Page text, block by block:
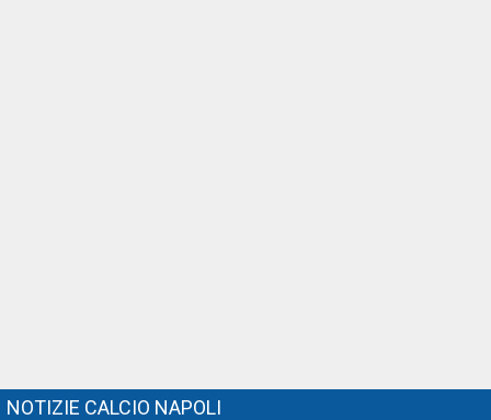
NOTIZIE CALCIO NAPOLI